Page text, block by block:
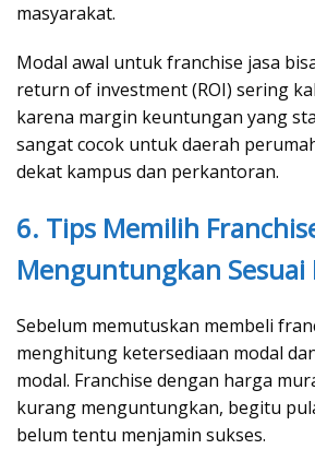
masyarakat.
Modal awal untuk franchise jasa
return of investment (ROI) sering
karena margin keuntungan yang
sangat cocok untuk daerah
dekat kampus dan perkantoran.
6. Tips Memilih
Menguntungkan Sesuai
Sebelum memutuskan membeli
menghitung ketersediaan modal
modal. Franchise dengan harga
kurang menguntungkan, begitu
belum tentu menjamin sukses.